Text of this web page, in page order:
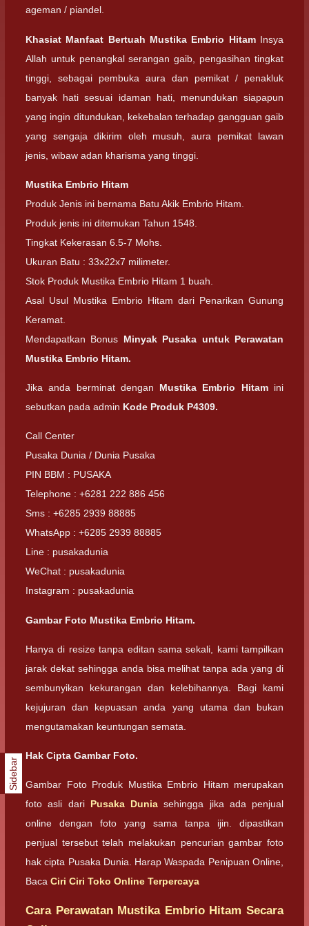
ageman / piandel.
Khasiat Manfaat Bertuah Mustika Embrio HitamInsya
Allah untuk penangkal serangan gaib, pengasihan tingkat
tinggi, sebagai pembuka aura dan pemikat / penakluk
banyak hati sesuai idaman hati, menundukan siapapun
yang ingin ditundukan, kekebalan terhadap gangguan gaib
yang sengaja dikirim oleh musuh, aura pemikat lawan
jenis, wibaw adan kharisma yang tinggi.
Mustika Embrio Hitam
Produk Jenis ini bernama Batu Akik Embrio Hitam.
Produk jenis ini ditemukan Tahun 1548.
Tingkat Kekerasan 6.5-7 Mohs.
Ukuran Batu : 33x22x7 milimeter.
Stok Produk Mustika Embrio Hitam 1 buah.
Asal Usul Mustika Embrio Hitam dari Penarikan Gunung
Keramat.
Mendapatkan Bonus Minyak Pusaka untuk Perawatan
Mustika Embrio Hitam.
Jika anda berminat dengan Mustika Embrio Hitamini
sebutkan pada admin Kode Produk P4309.
Call Center
Pusaka Dunia / Dunia Pusaka
PIN BBM : PUSAKA
Telephone : +6281 222 886 456
Sms : +6285 2939 88885
WhatsApp : +6285 2939 88885
Line : pusakadunia
WeChat : pusakadunia
Instagram : pusakadunia
Gambar Foto Mustika Embrio Hitam.
Hanya di resize tanpa editan sama sekali, kami tampilkan
jarak dekat sehingga anda bisa melihat tanpa ada yang di
sembunyikan kekurangan dan kelebihannya. Bagi kami
kejujuran dan kepuasan anda yang utama dan bukan
mengutamakan keuntungan semata.
Hak Cipta Gambar Foto.
Gambar Foto Produk Mustika Embrio Hitam merupakan
foto asli dari Pusaka Dunia sehingga jika ada penjual
online dengan foto yang sama tanpa ijin. dipastikan
penjual tersebut telah melakukan pencurian gambar foto
hak cipta Pusaka Dunia. Harap Waspada Penipuan Online,
Baca Ciri Ciri Toko Online Terpercaya
Cara Perawatan Mustika Embrio Hitam Secara
Sidebar